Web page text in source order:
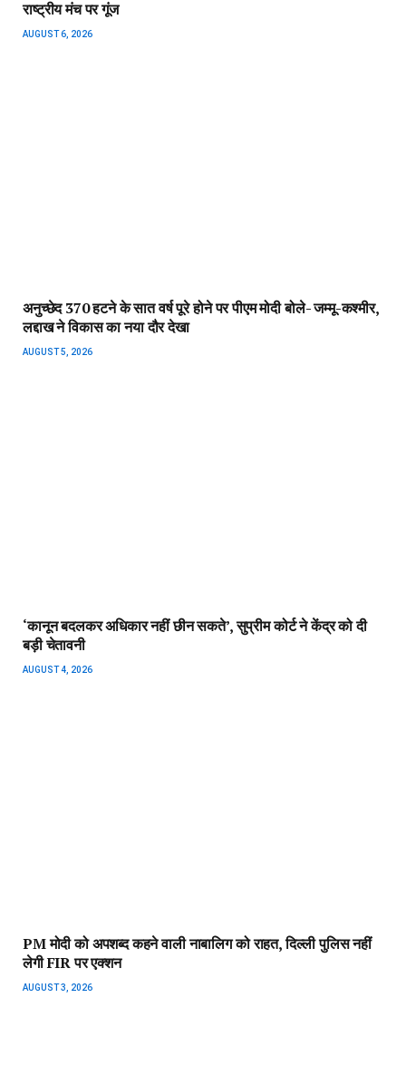
राष्ट्रीय मंच पर गूंज
AUGUST 6, 2026
अनुच्छेद 370 हटने के सात वर्ष पूरे होने पर पीएम मोदी बोले- जम्मू-कश्मीर,
लद्दाख ने विकास का नया दौर देखा
AUGUST 5, 2026
‘कानून बदलकर अधिकार नहीं छीन सकते’, सुप्रीम कोर्ट ने केंद्र को दी
बड़ी चेतावनी
AUGUST 4, 2026
PM मोदी को अपशब्द कहने वाली नाबालिग को राहत, दिल्ली पुलिस नहीं
लेगी FIR पर एक्शन
AUGUST 3, 2026